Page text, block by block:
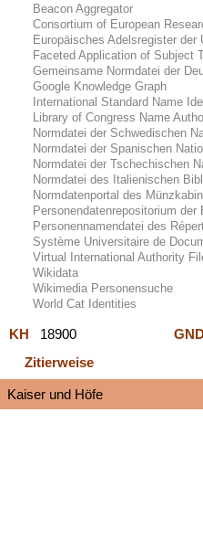
Beacon Aggregator
Consortium of European
Europäisches Adelsregister der
Faceted Application of Subject
Gemeinsame Normdatei der
Google Knowledge Graph
International Standard Name
Library of Congress Name
Normdatei der Schwedischen
Normdatei der Spanischen
Normdatei der Tschechischen
Normdatei des Italienischen
Normdatenportal des
Personendatenrepositorium
Personennamendatei des
Système Universitaire de
Virtual International Authority
Wikidata
Wikimedia Personensuche
World Cat Identities
KH 18900
Zitierweise
Kaiser und Höfe